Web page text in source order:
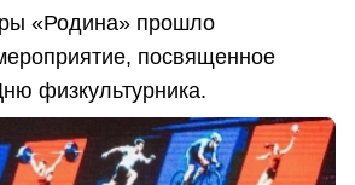
«Родина» прошло
посвященное
физкультурника.